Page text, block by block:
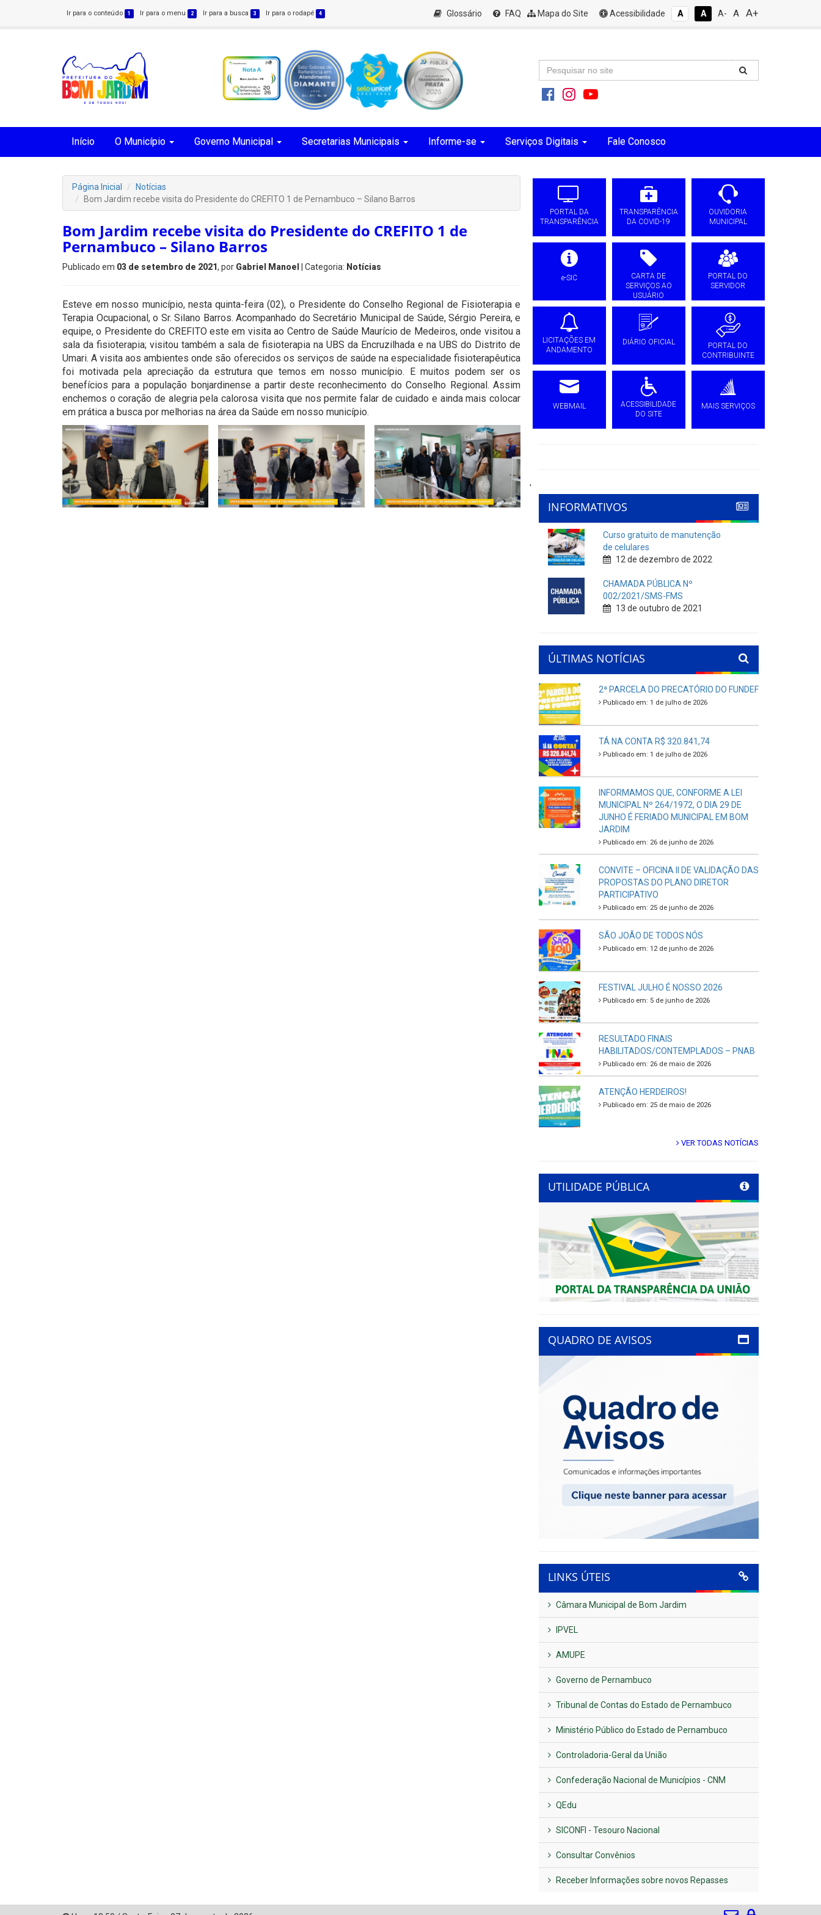
Ir para o conteúdo 1 Ir para o menu 2 Ir para a busca 3 Ir para o rodapé 4 Glossário FAQ Mapa do Site Acessibilidade A A A- A A+
Início O Município Governo Municipal Secretarias Municipais Informe-se Serviços Digitais Fale Conosco
Página Inicial
Notícias
Bom Jardim recebe visita do Presidente do CREFITO 1 de Pernambuco – Silano Barros
Bom Jardim recebe visita do Presidente do CREFITO 1 de
Pernambuco – Silano Barros
Publicado em 03 de setembro de 2021, por Gabriel Manoel | Categoria: Notícias
Esteve em nosso município, nesta quinta-feira (02), o Presidente do Conselho Regional de Fisioterapia e
Terapia Ocupacional, o Sr. Silano Barros. Acompanhado do Secretário Municipal de Saúde, Sérgio Pereira, e
equipe, o Presidente do CREFITO este em visita ao Centro de Saúde Maurício de Medeiros, onde visitou a
sala da fisioterapia; visitou também a sala de fisioterapia na UBS da Encruzilhada e na UBS do Distrito de
Umari. A visita aos ambientes onde são oferecidos os serviços de saúde na especialidade fisioterapêutica
foi motivada pela apreciação da estrutura que temos em nosso município. E muitos podem ser os
benefícios para a população bonjardinense a partir deste reconhecimento do Conselho Regional. Assim
enchemos o coração de alegria pela calorosa visita que nos permite falar de cuidado e ainda mais colocar
em prática a busca por melhorias na área da Saúde em nosso município.
PORTAL DA
TRANSPARÊNCIA
TRANSPARÊNCIA
DA COVID-19
OUVIDORIA
MUNICIPAL
e-SIC
CARTA DE
SERVIÇOS AO
USUÁRIO
PORTAL DO
SERVIDOR
LICITAÇÕES EM
ANDAMENTO
DIÁRIO OFICIAL
PORTAL DO
CONTRIBUINTE
WEBMAIL
ACESSIBILIDADE
DO SITE
MAIS SERVIÇOS
'
INFORMATIVOS
Curso gratuito de manutenção
de celulares
12 de dezembro de 2022
CHAMADA PÚBLICA Nº
002/2021/SMS-FMS
13 de outubro de 2021
ÚLTIMAS NOTÍCIAS
2ª PARCELA DO PRECATÓRIO DO FUNDEF
Publicado em: 1 de julho de 2026
TÁ NA CONTA R$ 320.841,74
Publicado em: 1 de julho de 2026
INFORMAMOS QUE, CONFORME A LEI
MUNICIPAL Nº 264/1972, O DIA 29 DE
JUNHO É FERIADO MUNICIPAL EM BOM
JARDIM
Publicado em: 26 de junho de 2026
CONVITE – OFICINA II DE VALIDAÇÃO DAS
PROPOSTAS DO PLANO DIRETOR
PARTICIPATIVO
Publicado em: 25 de junho de 2026
SÃO JOÃO DE TODOS NÓS
Publicado em: 12 de junho de 2026
FESTIVAL JULHO É NOSSO 2026
Publicado em: 5 de junho de 2026
RESULTADO FINAIS
HABILITADOS/CONTEMPLADOS – PNAB
Publicado em: 26 de maio de 2026
ATENÇÃO HERDEIROS!
Publicado em: 25 de maio de 2026
VER TODAS NOTÍCIAS
UTILIDADE PÚBLICA
Previous Next
QUADRO DE AVISOS
LINKS ÚTEIS
Câmara Municipal de Bom Jardim
IPVEL
AMUPE
Governo de Pernambuco
Tribunal de Contas do Estado de Pernambuco
Ministério Público do Estado de Pernambuco
Controladoria-Geral da União
Confederação Nacional de Municípios - CNM
QEdu
SICONFI - Tesouro Nacional
Consultar Convênios
Receber Informações sobre novos Repasses